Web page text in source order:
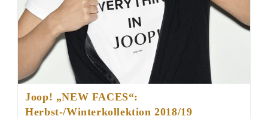
Joop! „NEW FACES“:
Herbst-/Winterkollektion 2018/19